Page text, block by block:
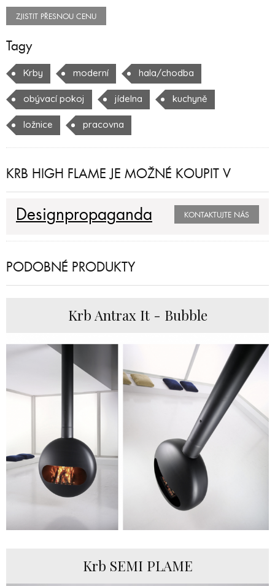
ZJISTIT PŘESNOU CENU
Tagy
Krby moderní hala/chodba
obývací pokoj jídelna kuchyně
ložnice pracovna
KRB HIGH FLAME JE MOŽNÉ KOUPIT V
Designpropaganda KONTAKTUJTE NÁS
PODOBNÉ PRODUKTY
Krb Antrax It - Bubble
Krb SEMI PLAME